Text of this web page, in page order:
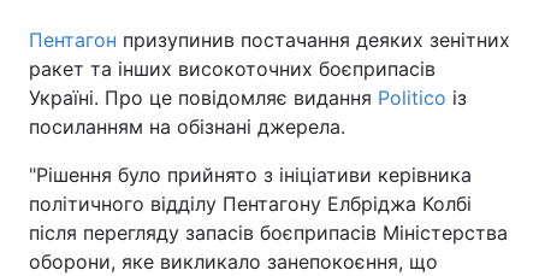
Пентагон призупинив постачання деяких зенітних
ракет та інших високоточних боєприпасів
Україні. Про це повідомляє видання Politico із
посиланням на обізнані джерела.
"Рішення було прийнято з ініціативи керівника
політичного відділу Пентагону Елбріджа Колбі
після перегляду запасів боєприпасів Міністерства
оборони, яке викликало занепокоєння, що